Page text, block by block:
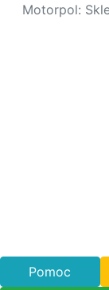
Motorpol:
Pomoc